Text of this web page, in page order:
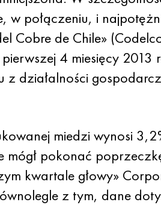
w połączeniu, i
Cobre de Chile»
4 miesięcy 2013
z działalności
miedzi wynosi
mógł pokonać
kwartale głowy»
z tym, dane